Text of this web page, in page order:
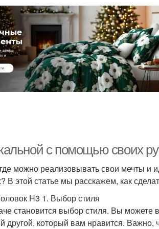
с помощью своих
можно реализовывать свои мечты и
В этой статье мы расскажем, как
H3 1. Выбор стиля
становится выбор стиля. Вы можете
который вам нравится. Важно,